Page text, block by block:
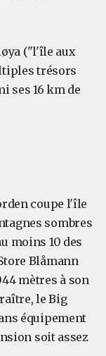
("l'île aux
trésors
ses 16 km de
coupe l'île
sombres
moins 10 des
Blåmann
mètres à son
le Big
équipement
soit assez